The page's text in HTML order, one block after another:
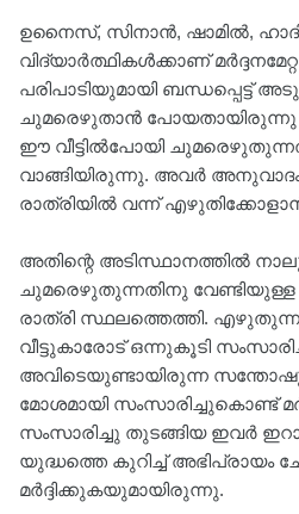
ഉനൈസ്, സിനാൻ, ഷാമിൽ,
വിദ്യാർത്ഥികൾക്കാണ്
പരിപാടിയുമായി ബന്ധപ്പെട്ട്
ചുമരെഴുതാൻ പോയതായിരുന്നു
ഈ വീട്ടിൽപോയി
വാങ്ങിയിരുന്നു. അവർ
രാത്രിയിൽ വന്ന്
അതിന്റെ അടിസ്ഥാനത്തിൽ
ചുമരെഴുതുന്നതിനു വേണ്ടിയുള്ള
രാത്രി സ്ഥലത്തെത്തി.
വീട്ടുകാരോട് ഒന്നുകൂടി
അവിടെയുണ്ടായിരുന്ന
മോശമായി സംസാരിച്ചുകൊണ്ട്
സംസാരിച്ചു തുടങ്ങിയ ഇവർ
യുദ്ധത്തെ കുറിച്ച് അഭിപ്രായം
മർദ്ദിക്കുകയുമായിരുന്നു.